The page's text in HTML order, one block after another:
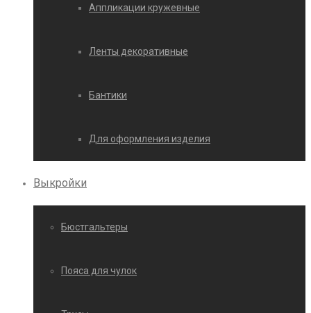
Аппликации кружевные
Ленты декоративные
Бантики
Для оформления изделия
Выкройки
Бюстгальтеры
Пояса для чулок